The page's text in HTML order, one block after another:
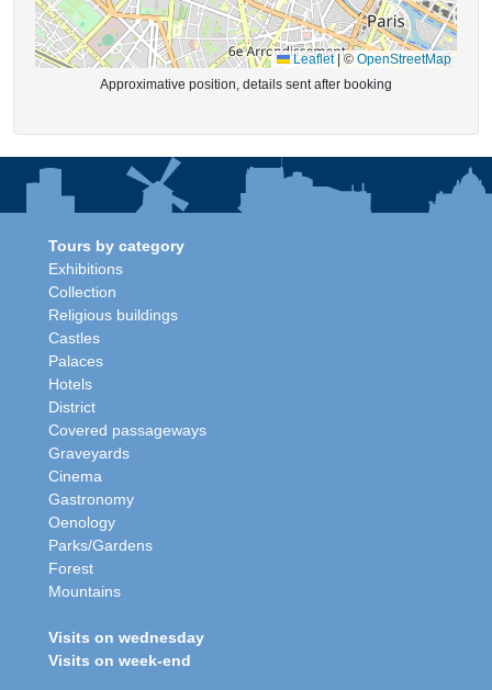
Leaflet |© OpenStreetMap
Approximative position, details sent after booking
Tours by category
Exhibitions
Collection
Religious buildings
Castles
Palaces
Hotels
District
Covered passageways
Graveyards
Cinema
Gastronomy
Oenology
Parks/Gardens
Forest
Mountains
Visits on wednesday
Visits on week-end